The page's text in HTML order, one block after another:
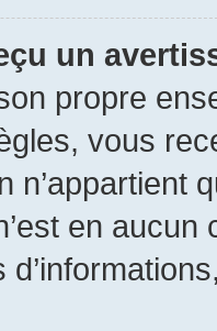
un
propre
vous
n’appartient
en